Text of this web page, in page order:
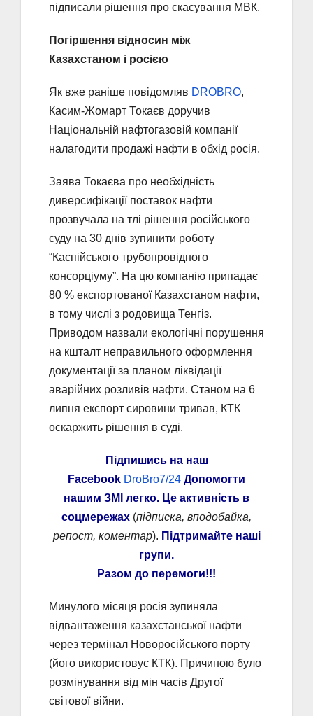
підписали рішення про скасування МВК.
Погіршення відносин між
Казахстаном і росією
Як вже раніше повідомляв DROBRO,
Касим-Жомарт Токаєв доручив
Національній нафтогазовій компанії
налагодити продажі нафти в обхід росія.
Заява Токаєва про необхідність
диверсифікації поставок нафти
прозвучала на тлі рішення російського
суду на 30 днів зупинити роботу
“Каспійського трубопровідного
консорціуму”. На цю компанію припадає
80 % експортованої Казахстаном нафти,
в тому числі з родовища Тенгіз.
Приводом назвали екологічні порушення
на кшталт неправильного оформлення
документації за планом ліквідації
аварійних розливів нафти. Станом на 6
липня експорт сировини тривав, КТК
оскаржить рішення в суді.
Підпишись на наш
Facebook DroBro7/24 Допомогти
нашим ЗМІ легко. Це активність в
соцмережах (підписка, вподобайка,
репост, коментар). Підтримайте наші
групи.
Разом до перемоги!!!
Минулого місяця росія зупиняла
відвантаження казахстанської нафти
через термінал Новоросійського порту
(його використовує КТК). Причиною було
розмінування від мін часів Другої
світової війни.